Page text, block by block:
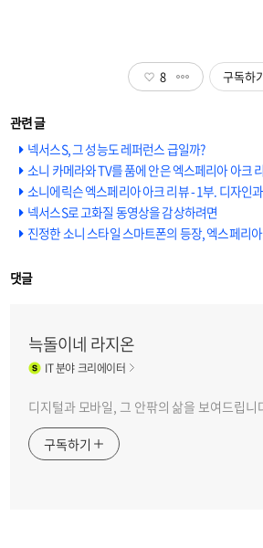
8 구독하
넥서스S, 그 성능도 레퍼런스 급일까?
소니 카메라와 TV를 품에 안은 엑스페리아 아크
소니에릭슨 엑스페리아 아크 리뷰 - 1부. 디자인과 디스
넥서스S로 고화질 동영상을 감상하려면
진정한 소니 스타일 스마트폰의 등장, 엑스페리
댓글
늑돌이네 라지온
IT분야 크리에이터
디지털과 모바일, 그 안팎의 삶을 보여드립니
구독하기